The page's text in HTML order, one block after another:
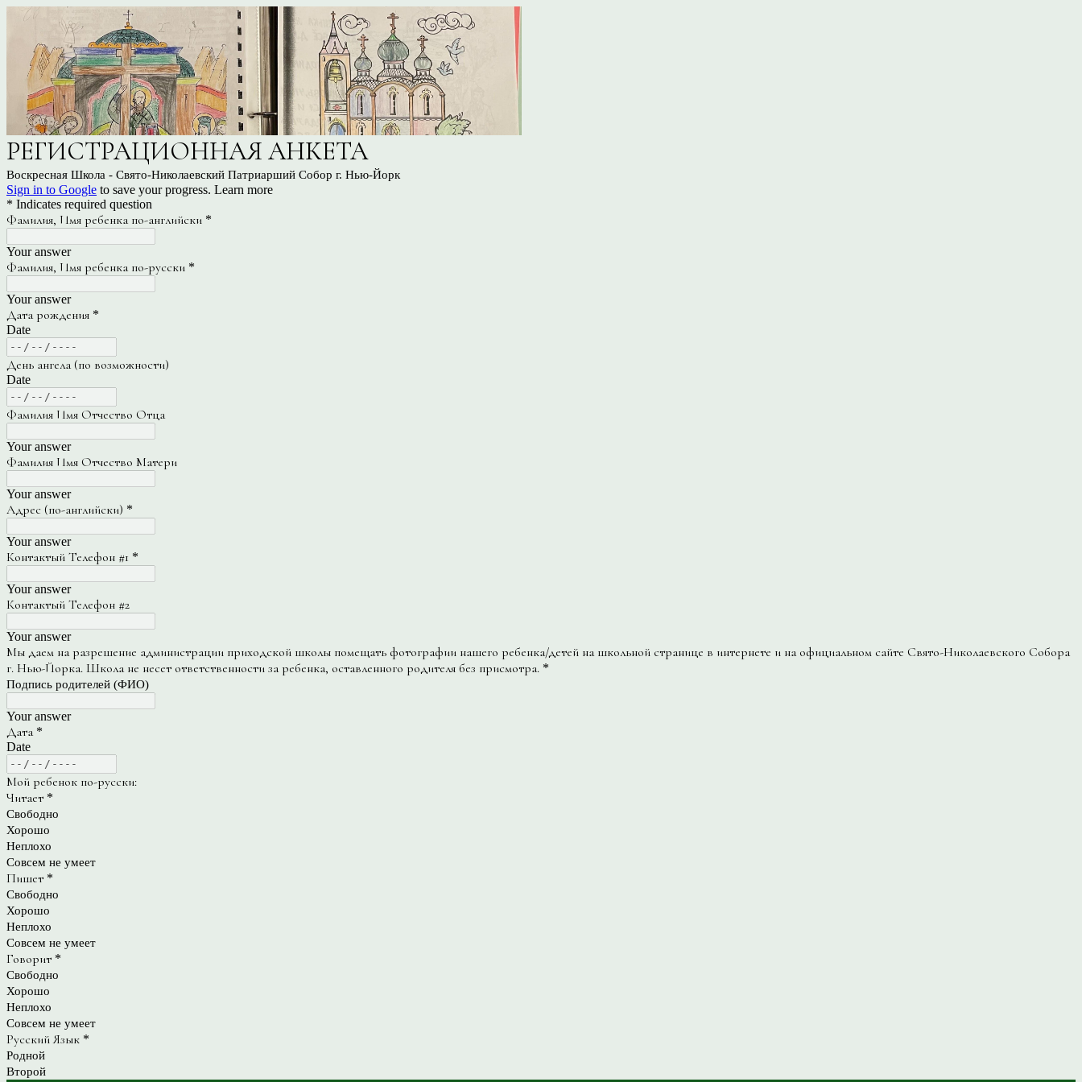
РЕГИСТРАЦИОННАЯ АНКЕТА
Воскресная Школа - Свято-Николаевский Патриарший Собор г. Нью-Йорк
Sign in to Google to save your progress. Learn more
* Indicates required question
Фамилия, Имя ребенка по-английски *
Your answer
Фамилия, Имя ребенка по-русски *
Your answer
Дата рождения *
Date
День ангела (по возможности)
Date
Фамилия Имя Отчество Отца
Your answer
Фамилия Имя Отчество Матери
Your answer
Адрес (по-английски) *
Your answer
Контактый Телефон #1 *
Your answer
Контактый Телефон #2
Your answer
Мы даем на разрешение администрации приходской школы помещать фотографии нашего ребенка/детей на школьной странице в интернете и на официальном сайте Свято-Николаевского Собора
г. Нью-Йорка. Школа не несет ответственности за ребенка, оставленного родителя без присмотра. *
Подпись родителей (ФИО)
Your answer
Дата *
Date
Мой ребенок по-русски:
Читает *
Свободно
Хорошо
Неплохо
Совсем не умеет
Пишет *
Свободно
Хорошо
Неплохо
Совсем не умеет
Говорит *
Свободно
Хорошо
Неплохо
Совсем не умеет
Русский Язык *
Родной
Второй